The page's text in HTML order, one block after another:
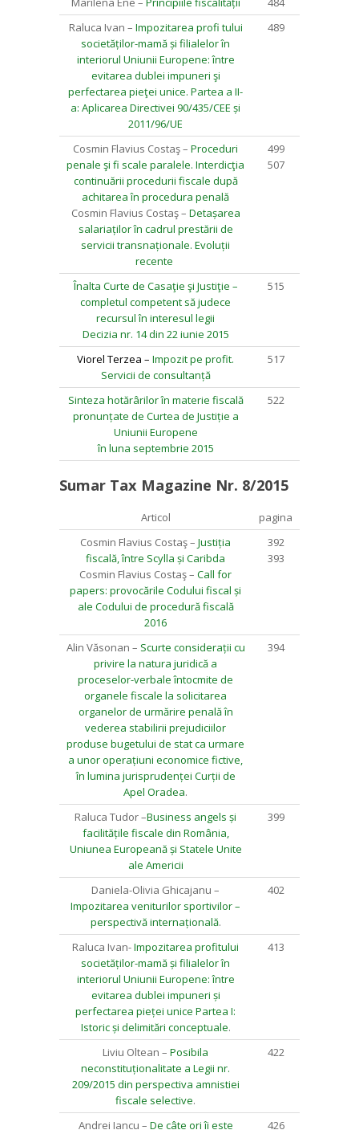
Raluca Ivan – Impozitarea profi tului
societăților-mamă și filialelor în
interiorul Uniunii Europene: între
evitarea dublei impuneri şi
perfectarea pieţei unice. Partea a II-
a: Aplicarea Directivei 90/435/CEE și
2011/96/UE
489
Cosmin Flavius Costaş – Proceduri
penale şi fi scale paralele. Interdicţia
continuării procedurii fiscale după
achitarea în procedura penală
Cosmin Flavius Costaş – Detașarea
salariaților în cadrul prestării de
servicii transnaționale. Evoluții
recente
499
507
Înalta Curte de Casaţie şi Justiţie –
completul competent să judece
recursul în interesul legii
Decizia nr. 14 din 22 iunie 2015
515
Viorel Terzea – Impozit pe profit.
Servicii de consultanță
517
Sinteza hotărârilor în materie fiscală
pronunțate de Curtea de Justiție a
Uniunii Europene
în luna septembrie 2015
522
Sumar Tax Magazine Nr. 8/2015
Articol
pagina
Cosmin Flavius Costaş – Justiția
fiscală, între Scylla și Caribda
Cosmin Flavius Costaş – Call for
papers: provocările Codului fiscal și
ale Codului de procedură fiscală
2016
392
393
Alin Văsonan – Scurte considerații cu
privire la natura juridică a
proceselor-verbale întocmite de
organele fiscale la solicitarea
organelor de urmărire penală în
vederea stabilirii prejudiciilor
produse bugetului de stat ca urmare
a unor operațiuni economice fictive,
în lumina jurisprudenței Curții de
Apel Oradea.
394
Raluca Tudor –Business angels și
facilitățile fiscale din România,
Uniunea Europeană și Statele Unite
ale Americii
399
Daniela-Olivia Ghicajanu –
Impozitarea veniturilor sportivilor –
perspectivă internațională.
402
Raluca Ivan-Impozitarea profitului
societăților-mamă și filialelor în
interiorul Uniunii Europene: între
evitarea dublei impuneri și
perfectarea pieței unice Partea I:
Istoric și delimitări conceptuale.
413
Liviu Oltean – Posibila
neconstituționalitate a Legii nr.
209/2015 din perspectiva amnistiei
fiscale selective.
422
Andrei Iancu – De câte ori îi este
426